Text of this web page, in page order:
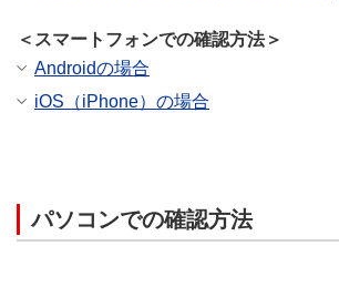
＜スマートフォンでの確認方法＞
Androidの場合
iOS（iPhone）の場合
パソコンでの確認方法